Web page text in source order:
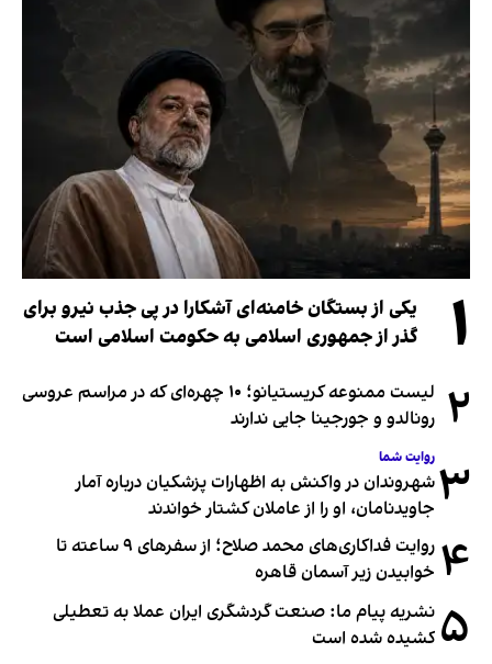
۱
یکی از بستگان خامنه‌ای آشکارا در پی جذب نیرو برای
گذر از جمهوری اسلامی به حکومت اسلامی است
۲
لیست ممنوعه کریستیانو؛ ۱۰ چهره‌ای که در مراسم عروسی
رونالدو و جورجینا جایی ندارند
۳ روایت شما
شهروندان در واکنش به اظهارات پزشکیان درباره آمار
جاویدنامان، او را از عاملان کشتار خواندند
۴
روایت فداکاری‌های محمد صلاح؛ از سفرهای ۹ ساعته تا
خوابیدن زیر آسمان قاهره
۵ نشریه پیام ما: صنعت گردشگری ایران عملا به تعطیلی
کشیده شده است